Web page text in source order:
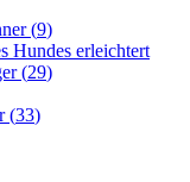
(9)
Hundes erleichtert
(29)
(33)